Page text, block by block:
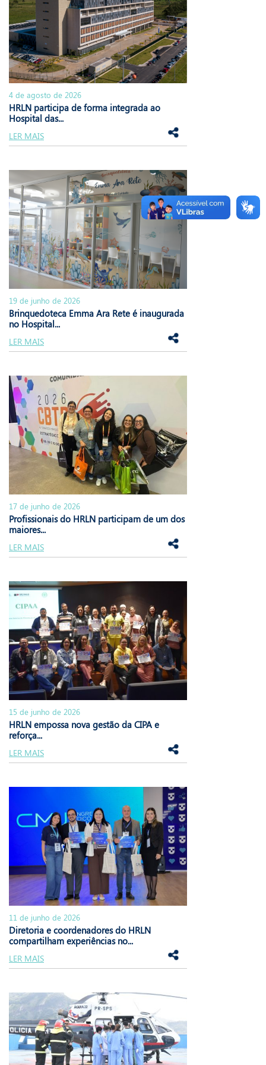
4 de agosto de 2026
HRLN participa de forma integrada ao
Hospital das...
LER MAIS
19 de junho de 2026
Brinquedoteca Emma Ara Rete é inaugurada
no Hospital...
LER MAIS
17 de junho de 2026
Profissionais do HRLN participam de um dos
maiores...
LER MAIS
15 de junho de 2026
HRLN empossa nova gestão da CIPA e
reforça...
LER MAIS
11 de junho de 2026
Diretoria e coordenadores do HRLN
compartilham experiências no...
LER MAIS